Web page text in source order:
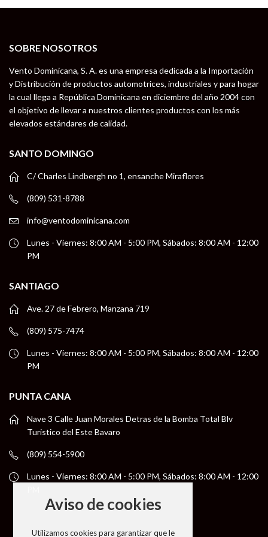
SOBRE NOSOTROS
Vento Dominicana, S. A. es una empresa dedicada a la Importación
y Distribución de productos automotrices, industriales y para hogar
la cual llega a República Dominicana en diciembre del año 2004 con
el objetivo de llevar a nuestros clientes productos con los más
elevados estándares de calidad.
SANTO DOMINGO
C/ Charles Lindbergh no 1, ensanche Miraflores
(809) 531-8788
info@ventodominicana.com
Lunes - Viernes: 8:00 AM - 5:00 PM, Sábados: 8:00 AM - 12:00
PM
SANTIAGO
Ave. 27 de Febrero, Manzana 719
(809) 575-7474
Lunes - Viernes: 8:00 AM - 5:00 PM, Sábados: 8:00 AM - 12:00
PM
PUNTA CANA
Nave 3 Calle Juan Morales Detras de la Bomba Total Blv
Turistico del Este Bavaro
(809) 554-5900
Lunes - Viernes: 8:00 AM - 5:00 PM, Sábados: 8:00 AM - 12:00
Aviso de cookies
Utilizamos cookies para garantizar que le